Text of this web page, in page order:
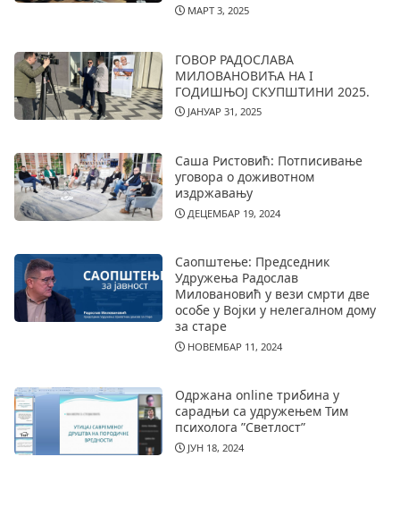
МАРТ 3, 2025
ГОВОР РАДОСЛАВА
МИЛОВАНОВИЋА НА I
ГОДИШЊОЈ СКУПШТИНИ 2025.
ЈАНУАР 31, 2025
Саша Ристовић: Потписивање
уговора о доживотном
издржавању
ДЕЦЕМБАР 19, 2024
Саопштење: Председник
Удружења Радослав
Миловановић у вези смрти две
особе у Војки у нелегалном дому
за старе
НОВЕМБАР 11, 2024
Одржана online трибина у
сарадњи са удружењем Тим
психолога ”Светлост”
ЈУН 18, 2024